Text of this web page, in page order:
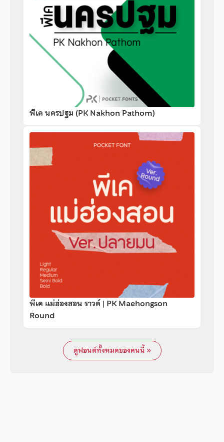
พีเค นครปฐม (PK Nakhon Pathom)
พีเค แม่ฮ่องสอน ราวด์ | PK Maehongson
Round
ดูฟอนต์ทั้งหมดของคนนี้ »